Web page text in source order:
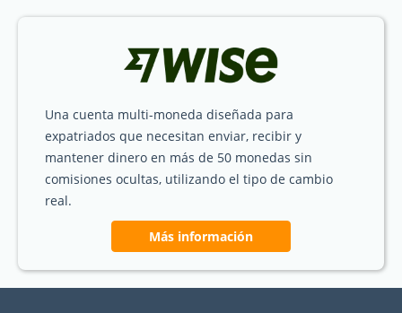
Una cuenta multi-moneda diseñada para
expatriados que necesitan enviar, recibir y
mantener dinero en más de 50 monedas sin
comisiones ocultas, utilizando el tipo de cambio
real.
Más información